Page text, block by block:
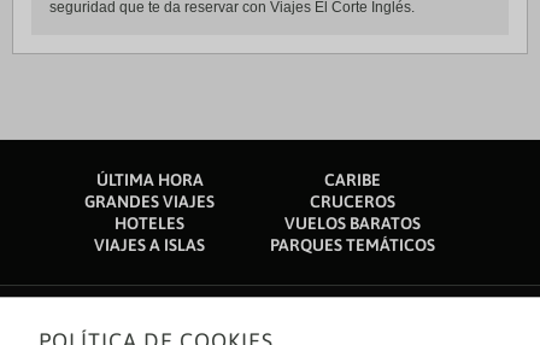
seguridad que te da reservar con Viajes El Corte Inglés.
ÚLTIMA HORA
CARIBE
GRANDES VIAJES
CRUCEROS
HOTELES
VUELOS BARATOS
VIAJES A ISLAS
PARQUES TEMÁTICOS